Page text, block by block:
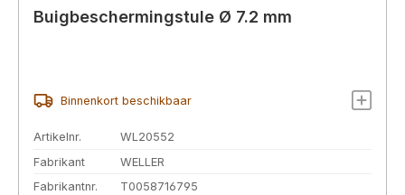
Buigbeschermingstule Ø 7.2 mm
Binnenkort beschikbaar
Artikelnr.
WL20552
Fabrikant
WELLER
Fabrikantnr.
T0058716795